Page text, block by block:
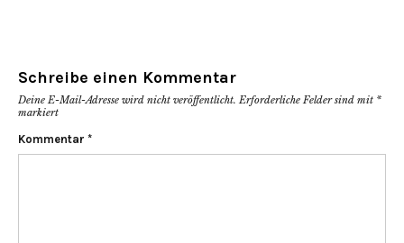
Schreibe einen Kommentar
Deine E-Mail-Adresse wird nicht veröffentlicht. Erforderliche Felder sind mit *
markiert
Kommentar *